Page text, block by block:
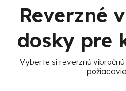
Reverzné
dosky pre
Vyberte si reverznú